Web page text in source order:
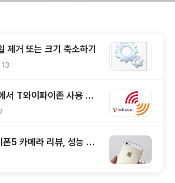
거 또는 크기 축소하기
13
서 T와이파이존 사용 방
5 카메라 리뷰, 성능 및
기